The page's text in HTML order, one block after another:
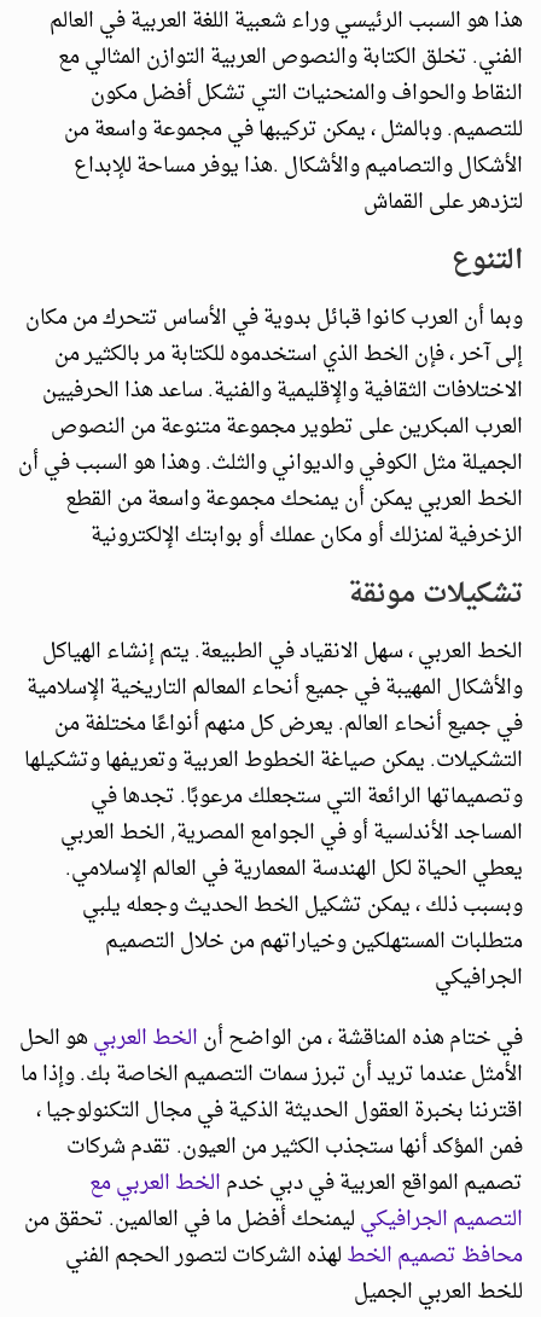
هذا هو السبب الرئيسي وراء شعبية اللغة العربية في العالم
الفني. تخلق الكتابة والنصوص العربية التوازن المثالي مع
النقاط والحواف والمنحنيات التي تشكل أفضل مكون
للتصميم. وبالمثل ، يمكن تركيبها في مجموعة واسعة من
الأشكال والتصاميم والأشكال .هذا يوفر مساحة للإبداع
لتزدهر على القماش
التنوع
وبما أن العرب كانوا قبائل بدوية في الأساس تتحرك من مكان
إلى آخر ، فإن الخط الذي استخدموه للكتابة مر بالكثير من
الاختلافات الثقافية والإقليمية والفنية. ساعد هذا الحرفيين
العرب المبكرين على تطوير مجموعة متنوعة من النصوص
الجميلة مثل الكوفي والديواني والثلث. وهذا هو السبب في أن
الخط العربي يمكن أن يمنحك مجموعة واسعة من القطع
الزخرفية لمنزلك أو مكان عملك أو بوابتك الإلكترونية
تشكيلات مونقة
الخط العربي ، سهل الانقياد في الطبيعة. يتم إنشاء الهياكل
والأشكال المهيبة في جميع أنحاء المعالم التاريخية الإسلامية
في جميع أنحاء العالم. يعرض كل منهم أنواعًا مختلفة من
التشكيلات. يمكن صياغة الخطوط العربية وتعريفها وتشكيلها
وتصميماتها الرائعة التي ستجعلك مرعوبًا. تجدها في
المساجد الأندلسية أو في الجوامع المصرية, الخط العربي
يعطي الحياة لكل الهندسة المعمارية في العالم الإسلامي.
وبسبب ذلك ، يمكن تشكيل الخط الحديث وجعله يلبي
متطلبات المستهلكين وخياراتهم من خلال التصميم
الجرافيكي
في ختام هذه المناقشة ، من الواضح أنالخط العربيهو الحل
الأمثل عندما تريد أن تبرز سمات التصميم الخاصة بك. وإذا ما
اقترننا بخبرة العقول الحديثة الذكية في مجال التكنولوجيا ،
فمن المؤكد أنها ستجذب الكثير من العيون. تقدم شركات
تصميم المواقع العربية في دبي خدمالخط العربي مع
التصميم الجرافيكيليمنحك أفضل ما في العالمين. تحقق من
محافظ تصميم الخطلهذه الشركات لتصور الحجم الفني
للخط العربي الجميل